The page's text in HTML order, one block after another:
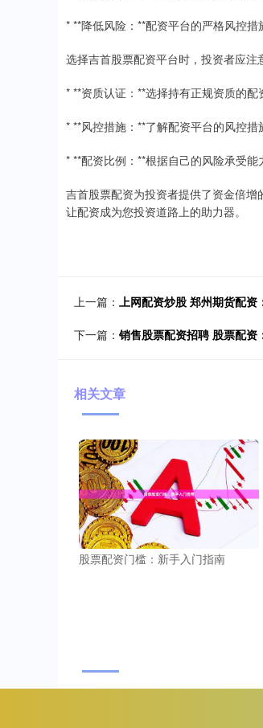
* **降低风险：**配资平台的严格风控
选择吉首股票配资平台时，投资者应注
* **资质认证：**选择持有正规资质的配
* **风控措施：**了解配资平台的风控措
* **配资比例：**根据自己的风险承受能
吉首股票配资为投资者提供了资金倍
让配资成为您投资道路上的助力器。
上一篇： 上网配资炒股 郑州期货配
下一篇： 销售股票配资招聘 股票配资
相关文章
股票配资门槛：新手入门指南